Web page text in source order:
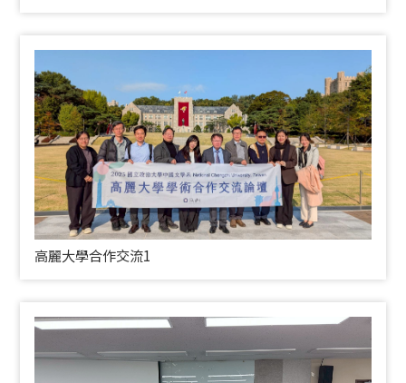
高麗大學合作交流1